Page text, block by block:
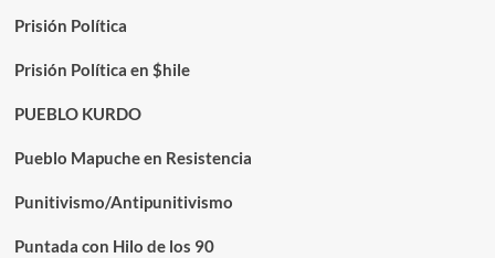
Prisión Política
Prisión Política en $hile
PUEBLO KURDO
Pueblo Mapuche en Resistencia
Punitivismo/Antipunitivismo
Puntada con Hilo de los 90